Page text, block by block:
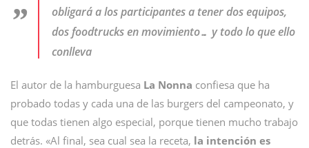
obligará a los participantes a tener dos equipos,
dos foodtrucks en movimiento… y todo lo que ello
conlleva
El autor de la hamburguesa La Nonna confiesa que ha
probado todas y cada una de las burgers del campeonato, y
que todas tienen algo especial, porque tienen mucho trabajo
detrás. «Al final, sea cual sea la receta, la intención es